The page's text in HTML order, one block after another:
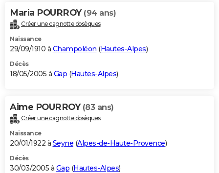
Maria POURROY (94 ans)
Créer une cagnotte obsèques
Naissance
29/09/1910 à Champoléon (Hautes-Alpes)
Décès
18/05/2005 à Gap (Hautes-Alpes)
Aime POURROY (83 ans)
Créer une cagnotte obsèques
Naissance
20/01/1922 à Seyne (Alpes-de-Haute-Provence)
Décès
30/03/2005 à Gap (Hautes-Alpes)